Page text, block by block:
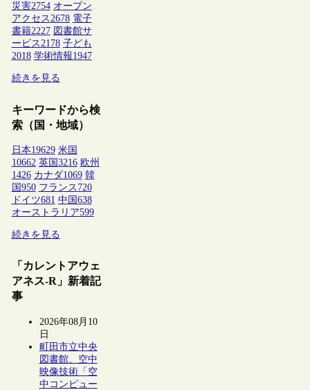
災害2754 オープン
アクセス2678 電子
書籍2227 図書館サ
ービス2178 子ども
2018 学術情報1947
続きを見る
キーワードから検
索（国・地域）
日本19629 米国
10662 英国 3216 欧州
1426 カナダ1069 韓
国 950 フランス 720
ドイツ681 中国 638
オーストラリア599
続きを見る
「カレントアウェ
アネス-R」新着記
事
2026年08月10
日
町田市立中央
図書館、空中
映像技術「空
中コンピュー